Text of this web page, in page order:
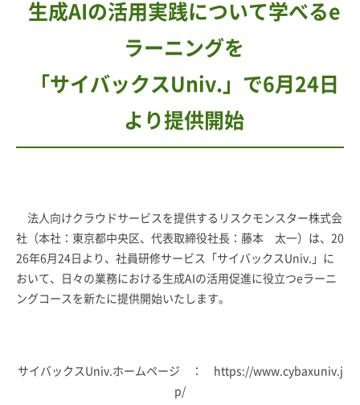
生成AIの活用実践について学べるe
ラーニングを
「サイバックスUniv.」で6月24日
より提供開始
法人向けクラウドサービスを提供するリスクモンスター株式会
社（本社：東京都中央区、代表取締役社長：藤本 太一）は、20
26年6月24日より、社員研修サービス「サイバックスUniv.」に
おいて、日々の業務における生成AIの活用促進に役立つeラーニ
ングコースを新たに提供開始いたします。
サイバックスUniv.ホームページ ：
https://www.cybaxuniv.j
p/